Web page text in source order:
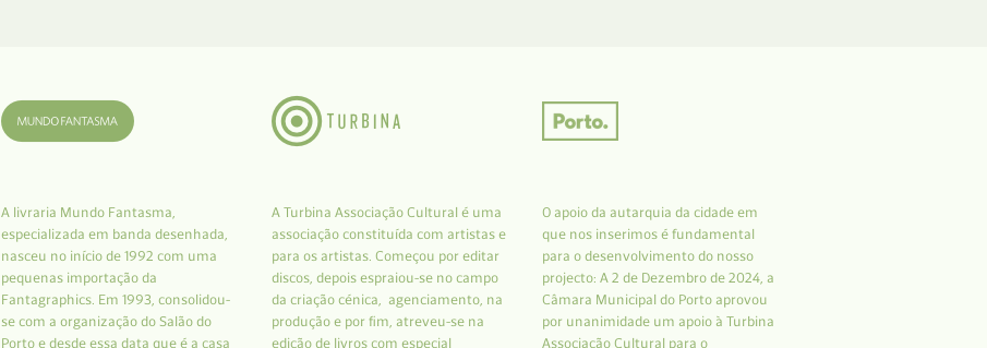
A livraria Mundo Fantasma,
especializada em banda desenhada,
nasceu no início de 1992 com uma
pequenas importação da
Fantagraphics. Em 1993, consolidou-
se com a organização do Salão do
Porto e desde essa data que é a casa
A Turbina Associação Cultural é uma
associação constituída com artistas e
para os artistas. Começou por editar
discos, depois espraiou-se no campo
da criação cénica, agenciamento, na
produção e por fim, atreveu-se na
edição de livros com especial
O apoio da autarquia da cidade em
que nos inserimos é fundamental
para o desenvolvimento do nosso
projecto: A 2 de Dezembro de 2024, a
Câmara Municipal do Porto aprovou
por unanimidade um apoio à Turbina
Associação Cultural para o